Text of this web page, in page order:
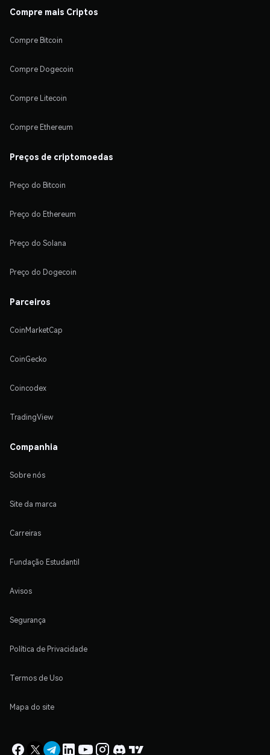
Compre mais Criptos
Compre Bitcoin
Compre Dogecoin
Compre Litecoin
Compre Ethereum
Preços de criptomoedas
Preço do Bitcoin
Preço do Ethereum
Preço do Solana
Preço do Dogecoin
Parceiros
CoinMarketCap
CoinGecko
Coincodex
TradingView
Companhia
Sobre nós
Site da marca
Carreiras
Fundação Estudantil
Avisos
Segurança
Política de Privacidade
Termos de Uso
Mapa do site